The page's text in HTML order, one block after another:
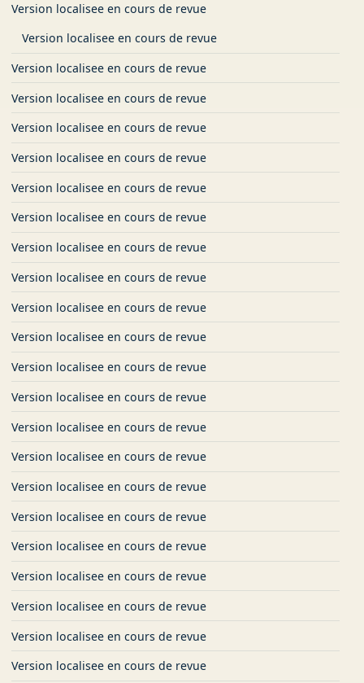
Version localisee en cours de revue
Version localisee en cours de revue
Version localisee en cours de revue
Version localisee en cours de revue
Version localisee en cours de revue
Version localisee en cours de revue
Version localisee en cours de revue
Version localisee en cours de revue
Version localisee en cours de revue
Version localisee en cours de revue
Version localisee en cours de revue
Version localisee en cours de revue
Version localisee en cours de revue
Version localisee en cours de revue
Version localisee en cours de revue
Version localisee en cours de revue
Version localisee en cours de revue
Version localisee en cours de revue
Version localisee en cours de revue
Version localisee en cours de revue
Version localisee en cours de revue
Version localisee en cours de revue
Version localisee en cours de revue